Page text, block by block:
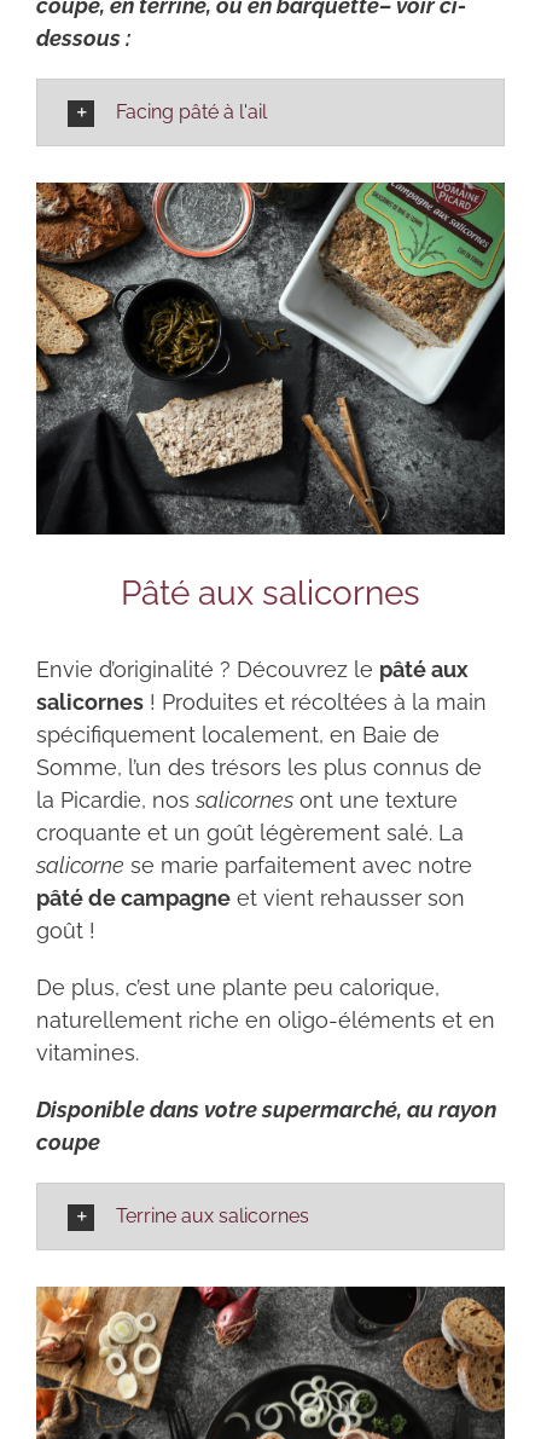
coupe, en terrine, ou en barquette– voir ci-
dessous :
Facing pâté à l'ail
Pâté aux salicornes
Envie d’originalité ? Découvrez le pâté aux
salicornes ! Produites et récoltées à la main
spécifiquement localement, en Baie de
Somme, l’un des trésors les plus connus de
la Picardie, nossalicornes ont une texture
croquante et un goût légèrement salé. La
salicorne se marie parfaitement avec notre
pâté de campagne et vient rehausser son
goût !
De plus, c’est une plante peu calorique,
naturellement riche en oligo-éléments et en
vitamines.
Disponible dans votre supermarché, au rayon
coupe
Terrine aux salicornes